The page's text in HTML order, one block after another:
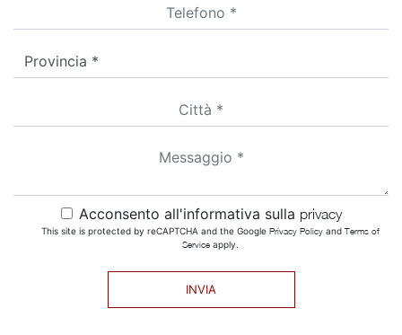
Acconsento all'informativa sulla privacy
This site is protected by reCAPTCHA and the Google Privacy Policyand Terms of
Serviceapply.
INVIA